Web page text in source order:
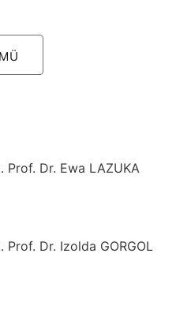
Prof. Dr. Ewa LAZUKA
Prof. Dr. Izolda GORGOL